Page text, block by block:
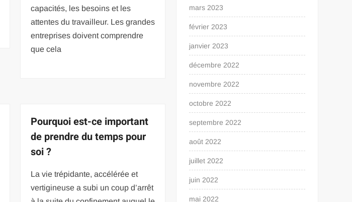
capacités, les besoins et les
attentes du travailleur. Les grandes
entreprises doivent comprendre
que cela
Pourquoi est-ce important
de prendre du temps pour
soi ?
La vie trépidante, accélérée et
vertigineuse a subi un coup d’arrêt
mars 2023
février 2023
janvier 2023
décembre 2022
novembre 2022
octobre 2022
septembre 2022
août 2022
juillet 2022
juin 2022
mai 2022